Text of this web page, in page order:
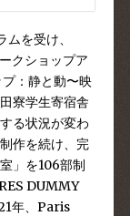
を受け、
クショップア
：静と動〜映
寮学生寄宿舎
る状況が変わ
作を続け、完
」 を106部制
DUMMY
年、Paris